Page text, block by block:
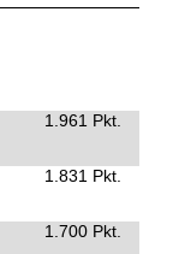
1.961 Pkt.
1.831 Pkt.
1.700 Pkt.